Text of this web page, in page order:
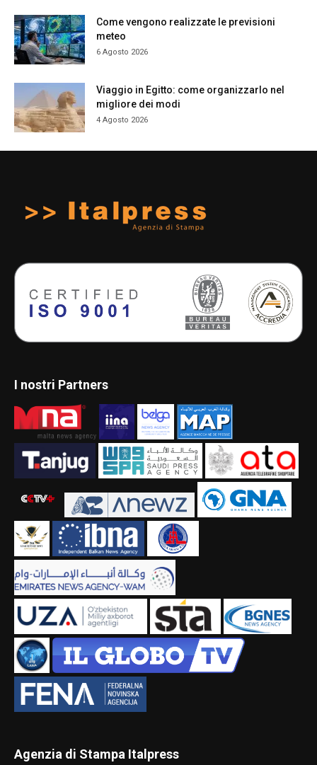
Come vengono realizzate le previsioni
meteo
6 Agosto 2026
Viaggio in Egitto: come organizzarlo nel
migliore dei modi
4 Agosto 2026
I nostri Partners
Agenzia di Stampa Italpress